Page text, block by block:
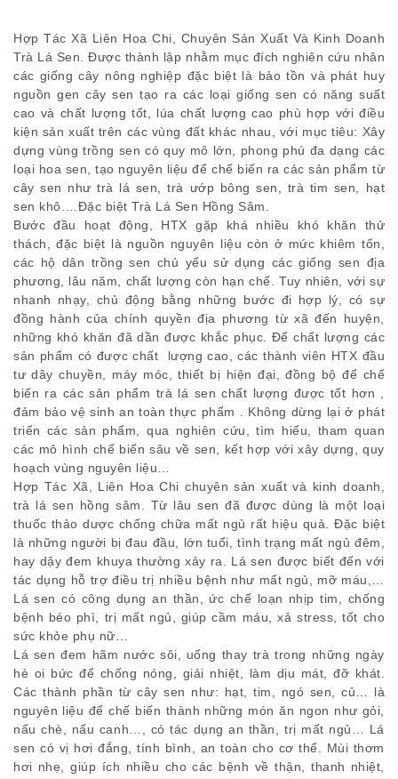
Hợp Tác Xã Liên Hoa Chi, Chuyên Sản Xuất Và Kinh Doanh
Trà Lá Sen. Được thành lập nhằm mục đích nghiên cứu nhân
các giống cây nông nghiệp đặc biệt là bảo tồn và phát huy
nguồn gen cây sen tạo ra các loại giống sen có năng suất
cao và chất lượng tốt, lúa chất lượng cao phù hợp với điều
kiện sản xuất trên các vùng đất khác nhau, với mục tiêu: Xây
dựng vùng trồng sen có quy mô lớn, phong phú đa dạng các
loại hoa sen, tạo nguyên liệu để chế biến ra các sản phẩm từ
cây sen như trà lá sen, trà ướp bông sen, trà tim sen, hạt
sen khô….Đặc biệt Trà Lá Sen Hồng Sâm.
Bước đầu hoạt động, HTX gặp khá nhiều khó khăn thử
thách, đặc biệt là nguồn nguyên liệu còn ở mức khiêm tốn,
các hộ dân trồng sen chủ yếu sử dụng các giống sen địa
phương, lâu năm, chất lượng còn hạn chế. Tuy nhiên, với sự
nhanh nhạy, chủ động bằng những bước đi hợp lý, có sự
đồng hành của chính quyền địa phương từ xã đến huyện,
những khó khăn đã dần được khắc phục. Để chất lượng các
sản phẩm có được chất lượng cao, các thành viên HTX đầu
tư dây chuyền, máy móc, thiết bị hiện đại, đồng bộ để chế
biến ra các sản phẩm trà lá sen chất lượng được tốt hơn ,
đảm bảo vệ sinh an toàn thực phẩm . Không dừng lại ở phát
triển các sản phẩm, qua nghiên cứu, tìm hiểu, tham quan
các mô hình chế biến sâu về sen, kết hợp với xây dựng, quy
hoạch vùng nguyên liệu…
Hợp Tác Xã, Liên Hoa Chi chuyên sản xuất và kinh doanh,
trà lá sen hồng sâm. Từ lâu sen đã được dùng là một loại
thuốc thảo dược chống chữa mất ngủ rất hiệu quả. Đặc biệt
là những người bị đau đầu, lớn tuổi, tình trạng mất ngủ đêm,
hay dậy đem khuya thường xảy ra. Lá sen được biết đến với
tác dụng hỗ trợ điều trị nhiều bệnh như mất ngủ, mỡ máu,…
Lá sen có công dụng an thần, ức chế loạn nhịp tim, chống
bệnh béo phì, trị mất ngủ, giúp cầm máu, xả stress, tốt cho
sức khỏe phụ nữ…
Lá sen đem hãm nước sôi, uống thay trà trong những ngày
hè oi bức để chống nóng, giải nhiệt, làm dịu mát, đỡ khát.
Các thành phần từ cây sen như: hạt, tim, ngó sen, củ… là
nguyên liệu để chế biến thành những món ăn ngon như gỏi,
nấu chè, nấu canh…, có tác dụng an thần, trị mất ngủ… Lá
sen có vị hơi đắng, tính bình, an toàn cho cơ thể. Mùi thơm
hơi nhẹ, giúp ích nhiều cho các bệnh về thận, thanh nhiệt,